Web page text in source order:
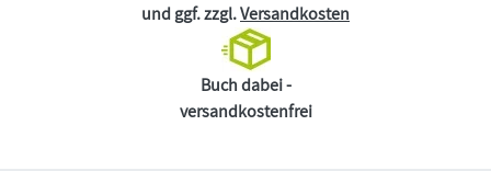
und ggf. zzgl.Versandkosten
Buch dabei -
versandkostenfrei